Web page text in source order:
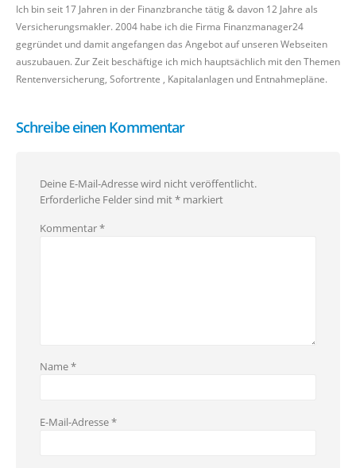
Ich bin seit 17 Jahren in der Finanzbranche tätig & davon 12 Jahre als
Versicherungsmakler. 2004 habe ich die Firma Finanzmanager24
gegründet und damit angefangen das Angebot auf unseren Webseiten
auszubauen. Zur Zeit beschäftige ich mich hauptsächlich mit den Themen
Rentenversicherung, Sofortrente , Kapitalanlagen und Entnahmepläne.
Schreibe einen Kommentar
Deine E-Mail-Adresse wird nicht veröffentlicht.
Erforderliche Felder sind mit* markiert
Kommentar*
Name*
E-Mail-Adresse*